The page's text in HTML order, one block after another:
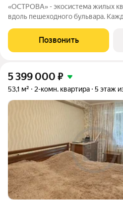
«ОСТРОВА» - экосистема жилых
вдоль пешеходного бульвара.
объединенных единым закрытым
минутного города включает
Позвонить
5 399 000 ₽
53,1 м² 2-комн. квартира 5 этаж